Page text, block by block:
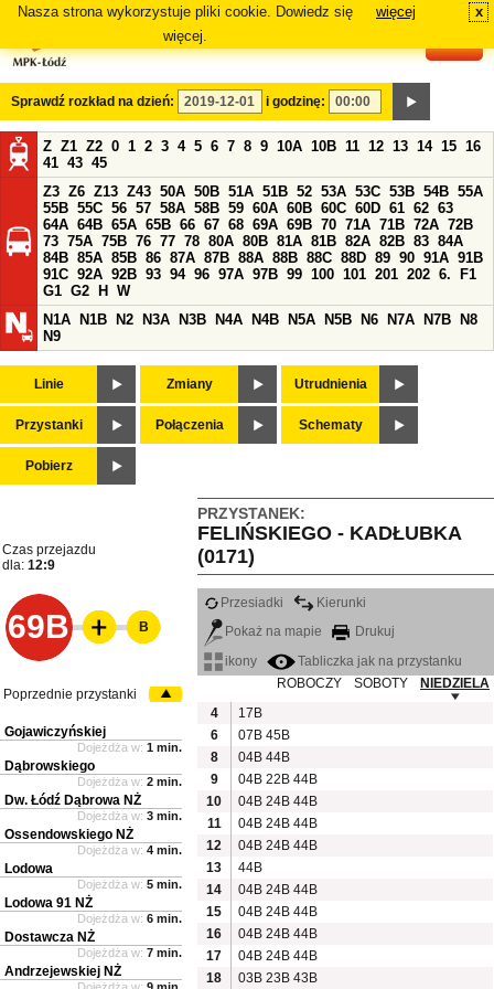
Nasza strona wykorzystuje pliki cookie. Dowiedz się
więcej.
więcej x
Sprawdź rozkład na dzień: i godzinę:
Z Z1 Z2 0 1 2 3 4 5 6 7 8 9 10A 10B 11 12 13 14 15 16
41 43 45
Z3 Z6 Z13 Z43 50A 50B 51A 51B 52 53A 53C 53B 54B 55A
55B 55C 56 57 58A 58B 59 60A 60B 60C 60D 61 62 63
64A 64B 65A 65B 66 67 68 69A 69B 70 71A 71B 72A 72B
73 75A 75B 76 77 78 80A 80B 81A 81B 82A 82B 83 84A
84B 85A 85B 86 87A 87B 88A 88B 88C 88D 89 90 91A 91B
91C 92A 92B 93 94 96 97A 97B 99 100 101 201 202 6.
F1
G1 G2 H
W
N1A
N1B N2 N3A N3B N4A N4B N5A N5B N6 N7A N7B
N8
N9
Linie Zmiany Utrudnienia
Przystanki Połączenia Schematy
Pobierz
PRZYSTANEK:
FELIŃSKIEGO - KADŁUBKA
(0171)
Czas przejazdu
dla: 12:9
69B
Przesiadki
Kierunki
Pokaż na mapie
Drukuj
ikony
Tabliczka jak na przystanku
ROBOCZY
SOBOTY
NIEDZIELA
4
17B
6
07B 45B
8
04B 44B
9
04B 22B 44B
10
04B 24B 44B
11
04B 24B 44B
12
04B 24B 44B
13
44B
14
04B 24B 44B
15
04B 24B 44B
16
04B 24B 44B
17
04B 24B 44B
18
03B 23B 43B
B
Poprzednie przystanki
Gojawiczyńskiej
Dojeżdża w: 1 min.
Dąbrowskiego
Dojeżdża w: 2 min.
Dw. Łódź Dąbrowa NŻ
Dojeżdża w: 3 min.
Ossendowskiego NŻ
Dojeżdża w: 4 min.
Lodowa
Dojeżdża w: 5 min.
Lodowa 91 NŻ
Dojeżdża w: 6 min.
Dostawcza NŻ
Dojeżdża w: 7 min.
Andrzejewskiej NŻ